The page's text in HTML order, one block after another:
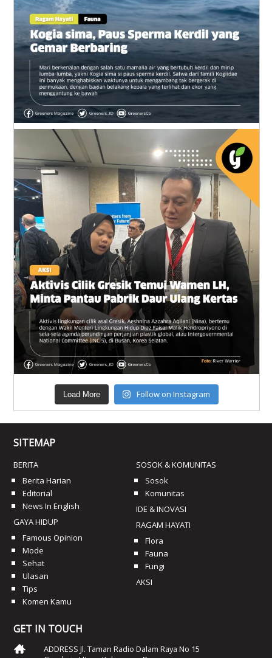
Load More Follow on Instagram
SITEMAP
BERITA
Berita Harian
Editorial
News In English
GAYA HIDUP
Famous Opinion
Mode
Sehat
Ulasan
Tips
Komen Kamu
SOSOK & KOMUNITAS
Sosok
Komunitas
IDE & INOVASI
RAGAM HAYATI
Flora
Fauna
Fungi
AKSI
GET IN TOUCH
ADDRESS Jl. Taman Radio Dalam Raya No 15